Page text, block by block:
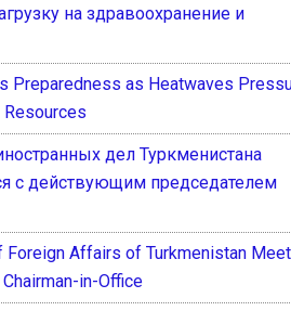
на здравоохранение и
Preparedness as Heatwaves
Resources
дел Туркменистана
с действующим председателем
Foreign Affairs of Turkmenistan
in-Office